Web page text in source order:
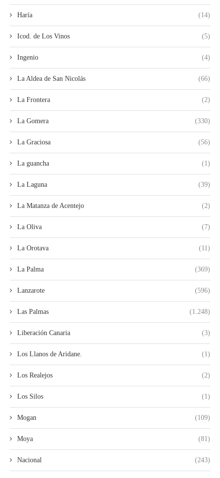
Haría (14)
Icod. de Los Vinos (5)
Ingenio (4)
La Aldea de San Nicolás (66)
La Frontera (2)
La Gomera (330)
La Graciosa (56)
La guancha (1)
La Laguna (39)
La Matanza de Acentejo (2)
La Oliva (7)
La Orotava (11)
La Palma (369)
Lanzarote (596)
Las Palmas (1.248)
Liberación Canaria (3)
Los Llanos de Aridane. (1)
Los Realejos (2)
Los Silos (1)
Mogan (109)
Moya (81)
Nacional (243)